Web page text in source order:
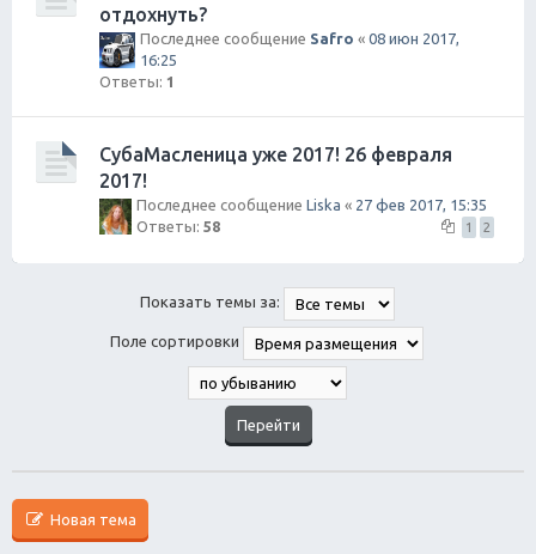
отдохнуть?
Последнее сообщение Safro « 08 июн 2017,
16:25
Ответы: 1
СубаМасленица уже 2017! 26 февраля
2017!
Последнее сообщение Liska « 27 фев 2017, 15:35
Ответы: 58 1 2
Показать темы за:
Поле сортировки
Новая тема